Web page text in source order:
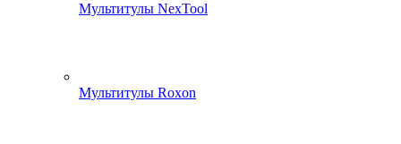
Мультитулы NexTool
Мультитулы Roxon